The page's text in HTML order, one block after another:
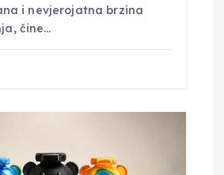
i nevjerojatna brzina
čine…